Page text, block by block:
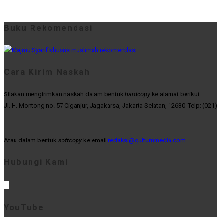
Buku Rekomendasi
Cara Kirim Naskah
Silakan mengirimkan naskah dalam bentuk hardcopy ke alamat berikut.
Jl. H. Montong no. 57 Ciganjur, Jagakarsa, Jakarta Selatan, 12630. Telp:
Atau dalam bentuk softcopy ke email redaksi@qultummedia.com
Hubungi Kami
YouTube